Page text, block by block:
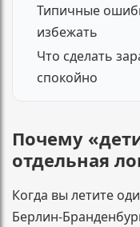
Типичные
избежать
Что сделать
спокойно
Почему
отдельная
Когда вы летите
Берлин-